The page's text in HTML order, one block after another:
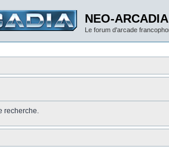
NEO-ARCADIA
Le forum d'arcade
recherche.